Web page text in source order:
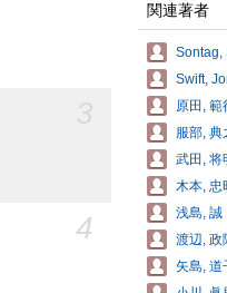
4
関連著者
Sontag,
Swift,
原田, 範
服部, 典
武田, 将
木本, 忠
浅島, 誠
渡辺, 政
矢島, 道